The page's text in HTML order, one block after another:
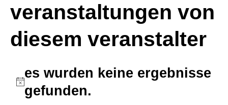
veranstaltungen von
diesem veranstalter
hinweis
es wurden keine ergebnisse
gefunden.